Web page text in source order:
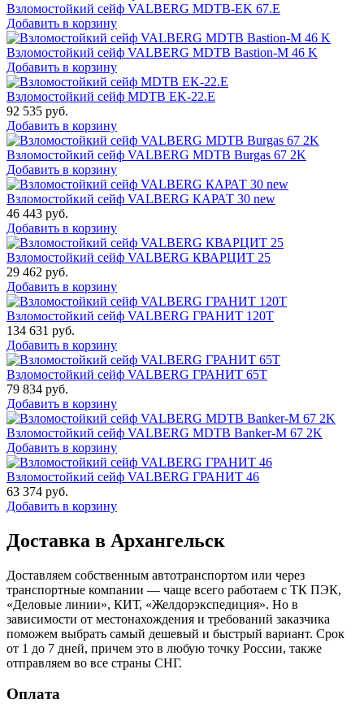
Взломостойкий сейф VALBERG MDTB-EK 67.E
Добавить в корзину
Взломостойкий сейф VALBERG MDTB Bastion-M 46 K
Добавить в корзину
Взломостойкий сейф MDTB EK-22.E
92 535 руб.
Добавить в корзину
Взломостойкий сейф VALBERG MDTB Burgas 67 2K
Добавить в корзину
Взломостойкий сейф VALBERG КАРАТ 30 new
46 443 руб.
Добавить в корзину
Взломостойкий сейф VALBERG КВАРЦИТ 25
29 462 руб.
Добавить в корзину
Взломостойкий сейф VALBERG ГРАНИТ 120Т
134 631 руб.
Добавить в корзину
Взломостойкий сейф VALBERG ГРАНИТ 65Т
79 834 руб.
Добавить в корзину
Взломостойкий сейф VALBERG MDTB Banker-M 67 2K
Добавить в корзину
Взломостойкий сейф VALBERG ГРАНИТ 46
63 374 руб.
Добавить в корзину
Доставка в Архангельск
Доставляем собственным автотранспортом или через
транспортные компании — чаще всего работаем с ТК ПЭК,
«Деловые линии», КИТ, «Желдорэкспедиция». Но в
зависимости от местонахождения и требований заказчика
поможем выбрать самый дешевый и быстрый вариант. Срок
от 1 до 7 дней, причем это в любую точку России, также
отправляем во все страны СНГ.
Оплата